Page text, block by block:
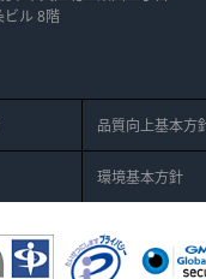
ビル 8階
品質向上基本方
環境基本方針